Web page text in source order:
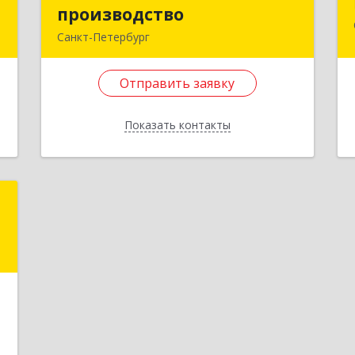
производство
Санкт-Петербург
Отправить заявку
Показать контакты
производство
ул, дом № 9, литера А, пом.248